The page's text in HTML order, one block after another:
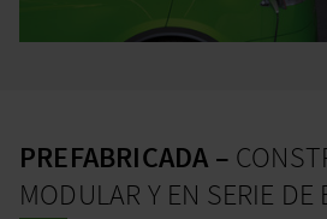
PREFABRICADA –
MODULAR Y EN SERIE DE